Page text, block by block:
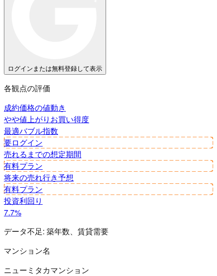
ログインまたは無料登録して表示
各観点の評価
成約価格の値動き
やや値上がり お買い得度
最適バブル指数
要ログイン
売れるまでの想定期間
有料プラン
将来の売れ行き予想
有料プラン
投資利回り
7.7%
データ不足: 築年数、賃貸需要
マンション名
ニューミタカマンション